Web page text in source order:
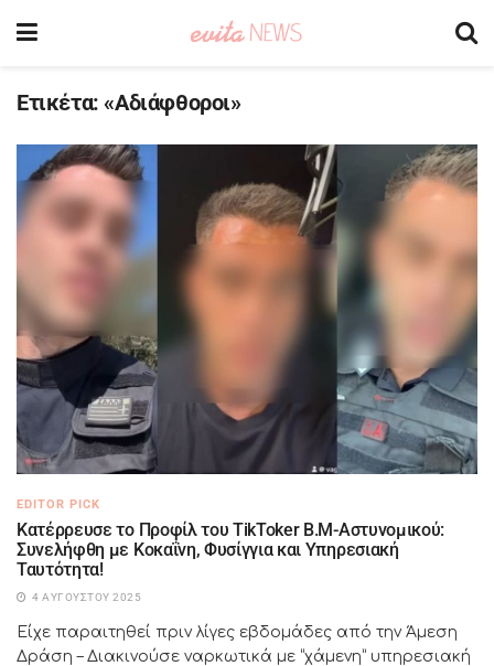
Ετικέτα: «Αδιάφθοροι»
EDITOR PICK
Κατέρρευσε το Προφίλ του TikToker Β.Μ-Aστυνομικού:
Συνελήφθη με Κοκαΐνη, Φυσίγγια και Υπηρεσιακή
Ταυτότητα!
4 ΑΥΓΟΎΣΤΟΥ 2025
Είχε παραιτηθεί πριν λίγες εβδομάδες από την Άμεση
Δράση – Διακινούσε ναρκωτικά με “χάμενη” υπηρεσιακή